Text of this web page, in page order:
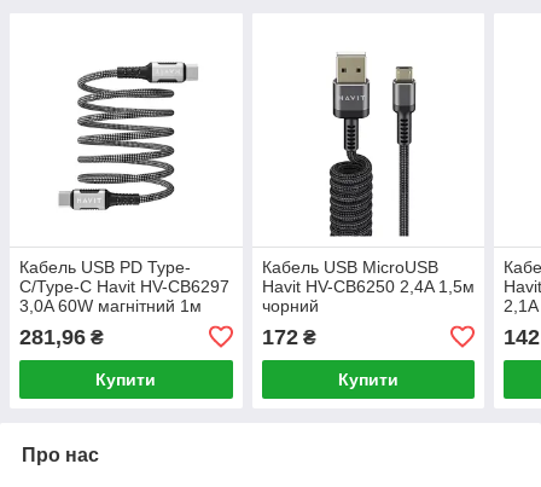
Кабель USB PD Type-
C/Type-C Havit HV-CB6297
3,0A 60W магнітний 1м
281,96 ₴
Купити
Кабель USB MicroUSB
Havit HV-CB6250 2,4A 1,5м
чорний
172₴
Купити
142
Про нас